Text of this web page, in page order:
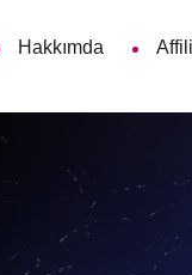
Hakkımda